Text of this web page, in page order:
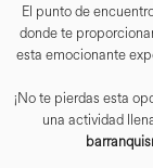
El punto de
donde te
esta emocionante
¡No te pierdas esta
una actividad